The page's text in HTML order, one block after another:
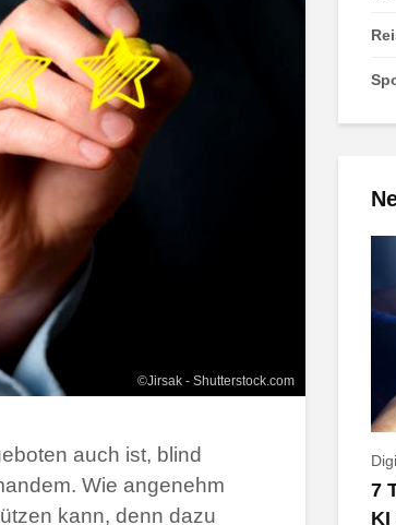
©Jirsak - Shutterstock.com
auch ist, blind
Wie angenehm
kann, denn dazu
7
KI